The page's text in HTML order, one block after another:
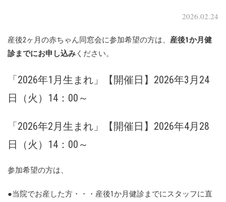
2026.02.24
産後2ヶ月の赤ちゃん同窓会に参加希望の方は、 産後1か月健
診までにお申し込み ください。
「2026年1月生まれ」【開催日】2026年3月24
日（火）14：00～
「2026年2月生まれ」【開催日】2026年4月28
日（火）14：00～
参加希望の方は、
●当院でお産した方・・・産後1か月健診までにスタッフに直